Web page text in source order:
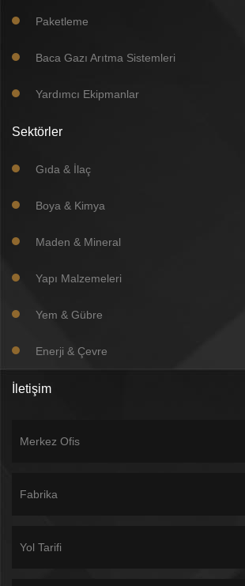
Paketleme
Baca Gazı Arıtma Sistemleri
Yardımcı Ekipmanlar
Sektörler
Gıda & İlaç
Boya & Kimya
Maden & Mineral
Yapı Malzemeleri
Yem & Gübre
Enerji & Çevre
İletişim
Merkez Ofis
Fabrika
Yol Tarifi